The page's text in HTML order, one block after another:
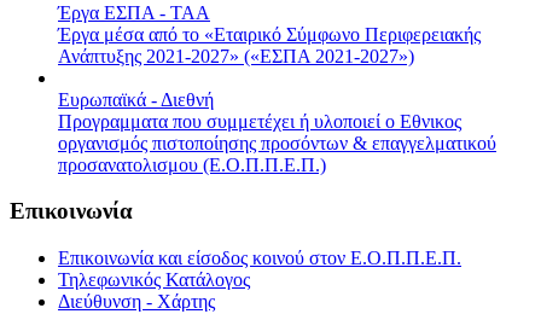
Έργα ΕΣΠΑ - ΤΑΑ
Έργα μέσα από το «Εταιρικό Σύμφωνο Περιφερειακής
Ανάπτυξης 2021-2027» («ΕΣΠΑ 2021-2027»)
Ευρωπαϊκά - Διεθνή
Προγραμματα που συμμετέχει ή υλοποιεί ο Εθνικος
οργανισμός πιστοποίησης προσόντων & επαγγελματικού
προσανατολισμου (Ε.Ο.Π.Π.Ε.Π.)
Επικοινωνία
Επικοινωνία και είσοδος κοινού στον Ε.Ο.Π.Π.Ε.Π.
Τηλεφωνικός Κατάλογος
Διεύθυνση - Χάρτης